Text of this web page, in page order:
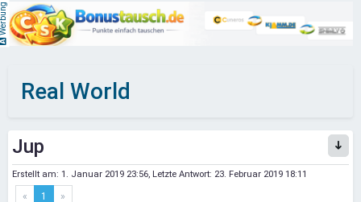
Real World
Jup
Erstellt am: 1. Januar 2019 23:56, Letzte Antwort: 23. Februar 2019 18:11
« 1 »